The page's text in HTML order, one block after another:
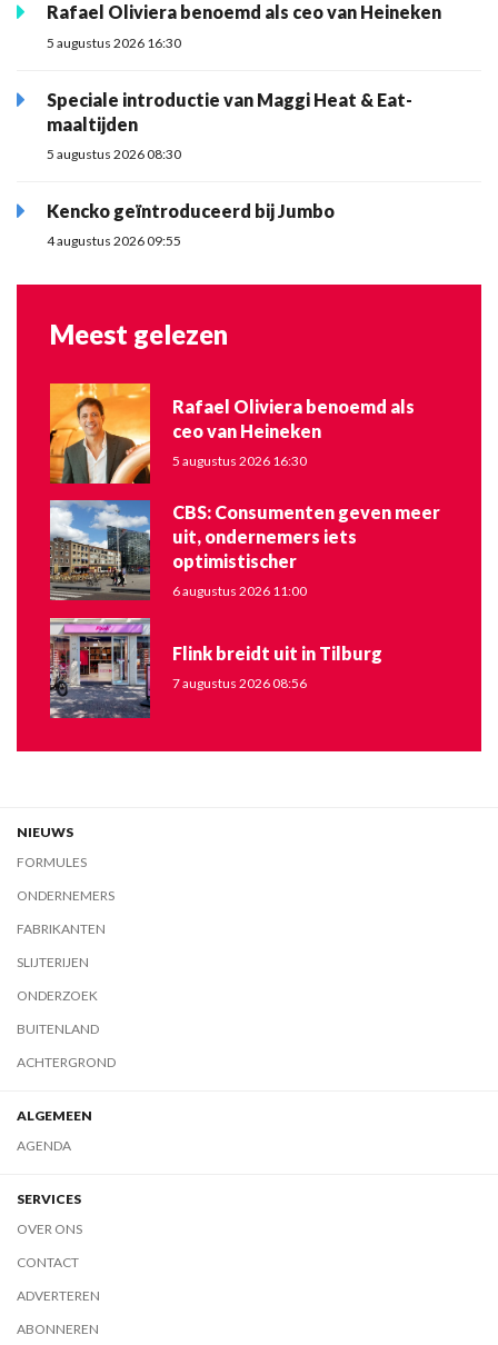
Rafael Oliviera benoemd als ceo van Heineken
5 augustus 2026 16:30
Speciale introductie van Maggi Heat & Eat-
maaltijden
5 augustus 2026 08:30
Kencko geïntroduceerd bij Jumbo
4 augustus 2026 09:55
Meest gelezen
Rafael Oliviera benoemd als
ceo van Heineken
5 augustus 2026 16:30
CBS: Consumenten geven meer
uit, ondernemers iets
optimistischer
6 augustus 2026 11:00
Flink breidt uit in Tilburg
7 augustus 2026 08:56
NIEUWS
FORMULES
ONDERNEMERS
FABRIKANTEN
SLIJTERIJEN
ONDERZOEK
BUITENLAND
ACHTERGROND
ALGEMEEN
AGENDA
SERVICES
OVER ONS
CONTACT
ADVERTEREN
ABONNEREN